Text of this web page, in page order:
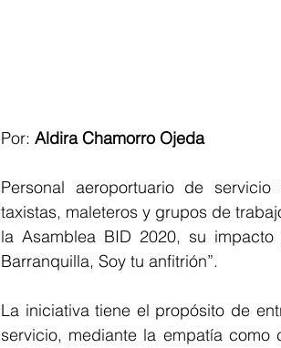
Por: Aldira Chamorro Ojeda
Personal aeroportuario de
taxistas, maleteros y grupos de
la Asamblea BID 2020, su
Barranquilla, Soy tu anfitrión”.
La iniciativa tiene el propósito de
servicio, mediante la empatía como